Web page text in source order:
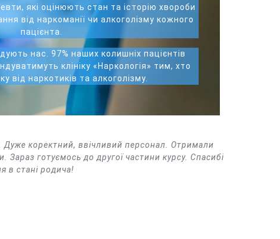
які оцінюють стан та історію хвороби
від наркоманії чи алкоголізму кожного
пацієнта.
нас. 97% наших колишніх пацієнтів
клініку «Наркологія» тим, хто
від наркотиків та алкоголізму.
Дуже коректний, ввічливий персонал. Отримали
готуємось до другої частини курсу. Спасибі
в стані родича!